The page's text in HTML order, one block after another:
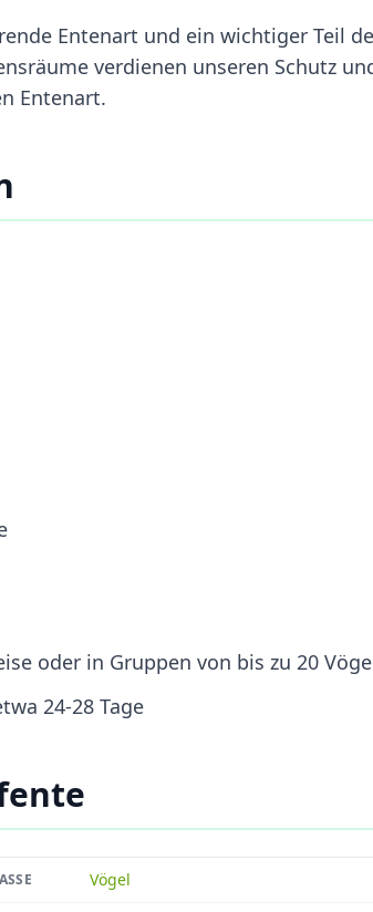
Entenart und ein wichtiger Teil
verdienen unseren Schutz
Entenart.
oder in Gruppen von bis zu 20
24-28 Tage
Vögel